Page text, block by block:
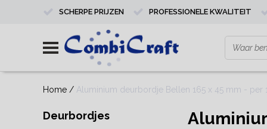
SCHERPE PRIJZEN PROFESSIONELE KWALITEIT
Home / Aluminium deurbordje Bellen 165 x 45 mm - per
Deurbordjes